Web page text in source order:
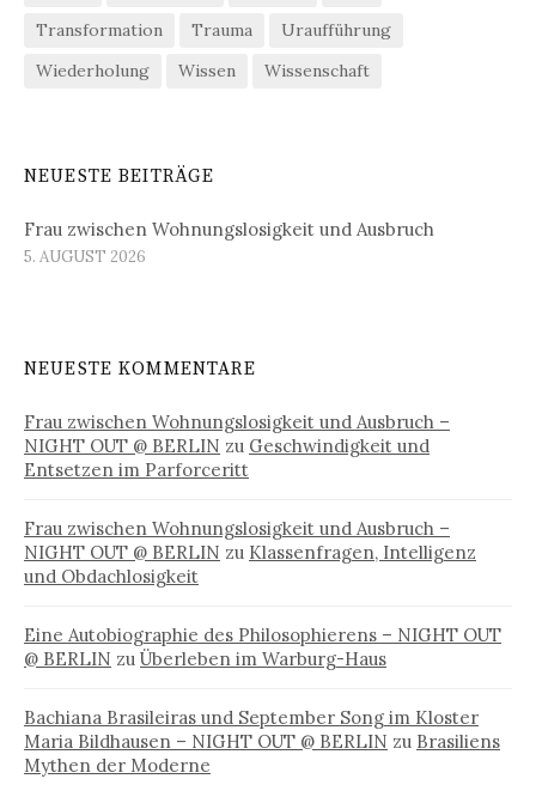
Transformation Trauma
Uraufführung
Wiederholung
Wissen Wissenschaft
NEUESTE BEITRÄGE
Frau zwischen Wohnungslosigkeit und Ausbruch
5. AUGUST 2026
NEUESTE KOMMENTARE
Frau zwischen Wohnungslosigkeit und Ausbruch –
NIGHT OUT @ BERLIN zu Geschwindigkeit und
Entsetzen im Parforceritt
Frau zwischen Wohnungslosigkeit und Ausbruch –
NIGHT OUT @ BERLIN zu Klassenfragen, Intelligenz
und Obdachlosigkeit
Eine Autobiographie des Philosophierens – NIGHT OUT
@ BERLIN zu Überleben im Warburg-Haus
Bachiana Brasileiras und September Song im Kloster
Maria Bildhausen – NIGHT OUT @ BERLIN zu Brasiliens
Mythen der Moderne